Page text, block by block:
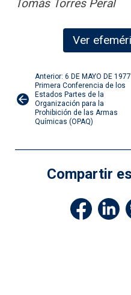
Tomás Torres Peral
Ver
Navegación
de
entradas
Anterior: 6 DE MAYO DE 1977
Primera Conferencia de los
Estados Partes de la
Organización para la
Prohibición de las Armas
Químicas (OPAQ)
Compartir